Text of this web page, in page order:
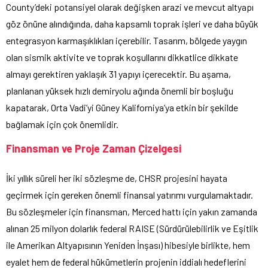
County’deki potansiyel olarak değişken arazi ve mevcut altyapı
göz önüne alındığında, daha kapsamlı toprak işleri ve daha büyük
entegrasyon karmaşıklıkları içerebilir. Tasarım, bölgede yaygın
olan sismik aktivite ve toprak koşullarını dikkatlice dikkate
almayı gerektiren yaklaşık 31 yapıyı içerecektir. Bu aşama,
planlanan yüksek hızlı demiryolu ağında önemli bir boşluğu
kapatarak, Orta Vadi’yi Güney Kaliforniya’ya etkin bir şekilde
bağlamak için çok önemlidir.
Finansman ve Proje Zaman Çizelgesi
İki yıllık süreli her iki sözleşme de, CHSR projesini hayata
geçirmek için gereken önemli finansal yatırımı vurgulamaktadır.
Bu sözleşmeler için finansman, Merced hattı için yakın zamanda
alınan 25 milyon dolarlık federal RAISE (Sürdürülebilirlik ve Eşitlik
ile Amerikan Altyapısının Yeniden İnşası) hibesiyle birlikte, hem
eyalet hem de federal hükümetlerin projenin iddialı hedeflerini